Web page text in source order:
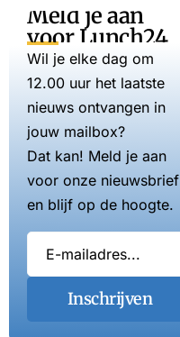
Meld je aan
voor Lunch24
Wil je elke dag om
12.00 uur het laatste
nieuws ontvangen in
jouw mailbox?
Dat kan! Meld je aan
voor onze nieuwsbrief
en blijf op de hoogte.
Inschrijven